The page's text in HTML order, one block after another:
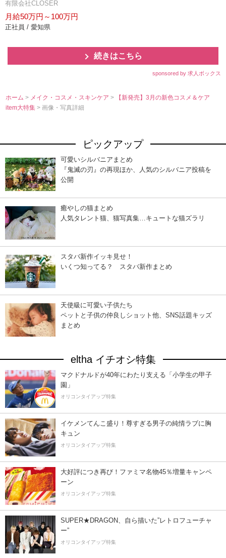
有限会社CLOSER
月給50万円～100万円
正社員 / 愛知県
続きはこちら
sponsored by 求人ボックス
ホーム > メイク・コスメ・スキンケア>
【新発売】3月の新色コスメ＆ケア
item大特集> 画像・写真詳細
ピックアップ
可愛いシルバニアまとめ
『鬼滅の刃』の再現ほか、人気のシルバニア投稿を
公開
癒やしの猫まとめ
人気タレント猫、猫写真集…キュートな猫ズラリ
スタバ新作イッキ見せ！
いくつ知ってる？ スタバ新作まとめ
天使級に可愛い子供たち
ペットと子供の仲良しショット他、SNS話題キッズ
まとめ
eltha イチオシ特集
マクドナルドが40年にわたり支える「小学生の甲子
園」
オリコンタイアップ特集
イケメンてんこ盛り！尊すぎる男子の純情ラブに胸
キュン
オリコンタイアップ特集
大好評につき再び！ファミマ名物45％増量キャンペ
ーン
オリコンタイアップ特集
SUPER★DRAGON、自ら描いた”レトロフューチャ
ー”
オリコンタイアップ特集